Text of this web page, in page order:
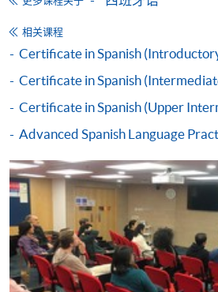
的官方网页：
料也以政府公布为准。若对该基金
电3142 2277联络持续进修基金办
cef_sfo@wfsfaa.gov.hk。
持续进修基金
Certificate in Spanish (Advanced)
本课程在资歴架构下获得认可 (
相关课程
Certificate in Spanish
Certificate in Spanish
Certificate in Spanish (Upper
Advanced Spanish Language